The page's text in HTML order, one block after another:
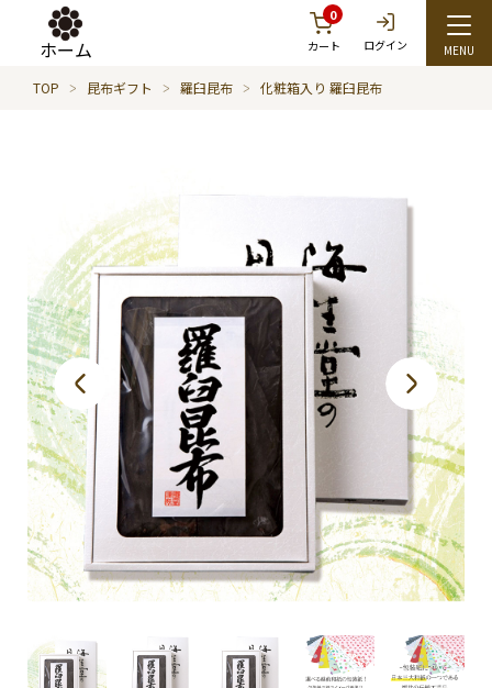
ホーム
0
カート ログイン
TOP 昆布ギフト 羅臼昆布 化粧箱入り 羅臼昆布